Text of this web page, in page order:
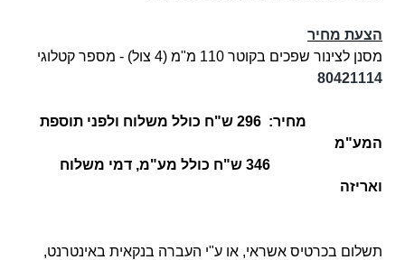
הצעת מחיר
מסנן לצינור שפכים בקוטר 110 מ"מ (4 צול) -
מספר קטלוגי
80421114
מחיר: 296 ש"ח כולל משלוח ולפני תוספת
המע"מ
346 ש"ח כולל מע"מ, דמי משלוח
ואריזה
תשלום בכרטיס אשראי, או ע"י העברה בנקאית באינטרנט,